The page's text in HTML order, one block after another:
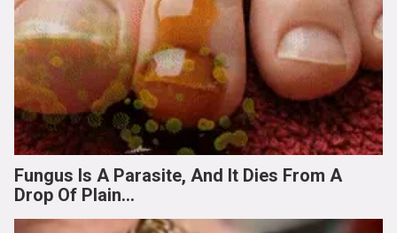
Fungus Is A Parasite, And It Dies From A
Drop Of Plain...